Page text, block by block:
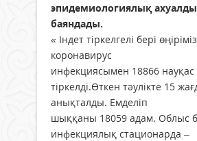
эпидемиологиялық
баяндады.
« Індет тіркелгелі бері
коронавирус
инфекциясымен 18866 науқас
тіркелді.Өткен тәулікте 15
анықталды. Емделіп
шыққаны 18059 адам. Облыс
инфекциялық стационарда –